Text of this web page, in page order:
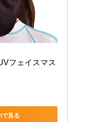
フェイスマス
見る